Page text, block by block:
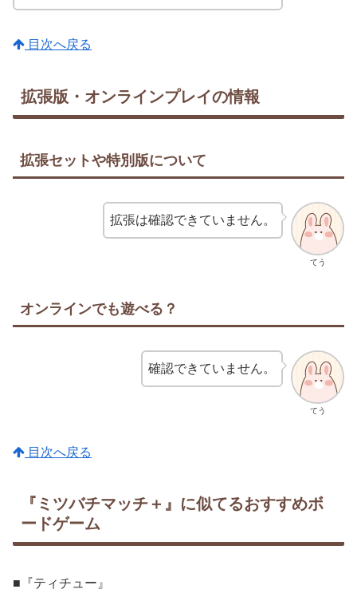
目次へ戻る
拡張版・オンラインプレイの情報
拡張セットや特別版について
てう
拡張は確認できていません。
オンラインでも遊べる？
てう
確認できていません。
目次へ戻る
『ミツバチマッチ＋』に似てるおすすめボ
ードゲーム
■『ティチュー』